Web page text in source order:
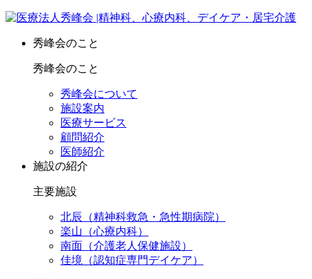
秀峰会のこと
秀峰会のこと
秀峰会について
施設案内
医療サービス
顧問紹介
医師紹介
施設の紹介
主要施設
北辰（精神科救急・急性期病院）
楽山（心療内科）
南面（介護老人保健施設）
佳境（認知症専門デイケア）